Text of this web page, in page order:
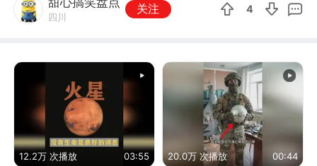
四川
关注 4
12.2万 次播放 03:55 20.0万 次播放 00:44